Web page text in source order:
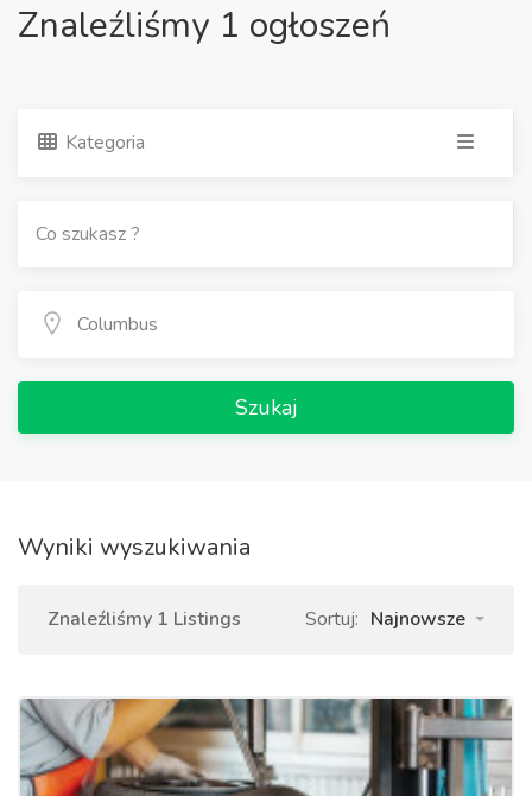
Znaleźliśmy 1 ogłoszeń
Kategoria
Szukaj
Wyniki wyszukiwania
Znaleźliśmy 1 Listings Sortuj: Najnowsze